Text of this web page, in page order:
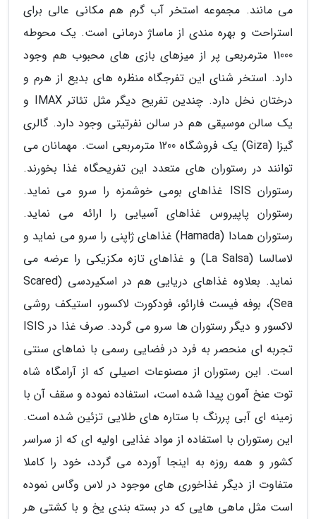
می مانند. مجموعه استخر آب گرم هم مکانی عالی برای
استراحت و بهره مندی از ماساژ درمانی است. یک محوطه
11000 مترمربعی پر از میزهای بازی های محبوب هم وجود
دارد. استخر شنای این تفرجگاه منظره های بدیع از هرم و
درختان نخل دارد. چندین تفریح دیگر مثل تئاتر IMAX و
یک سالن موسیقی هم در سالن نفرتیتی وجود دارد. گالری
گیزا (Giza) یک فروشگاه 1200 مترمربعی است. مهمانان می
توانند در رستوران های متعدد این تفریحگاه غذا بخورند.
رستوران ISIS غذاهای بومی خوشمزه را سرو می نماید.
رستوران پاپیروس غذاهای آسیایی را ارائه می نماید.
رستوران همادا (Hamada) غذاهای ژاپنی را سرو می نماید و
لاسالسا (La Salsa) و غذاهای تازه مکزیکی را عرضه می
نماید. بعلاوه غذاهای دریایی هم در اسکیردسی (Scared
Sea)، بوفه فیست فارائو، فودکورت لاکسور، استیکف روشی
لاکسور و دیگر رستوران ها سرو می گردد. صرف غذا در ISIS
تجربه ای منحصر به فرد در فضایی رسمی با نماهای سنتی
است. این رستوران از مصنوعات اصیلی که از آرامگاه شاه
توت عنخ آمون پیدا شده است، استفاده نموده و سقف آن با
زمینه ای آبی پررنگ با ستاره های طلایی تزئین شده است.
این رستوران با استفاده از مواد غذایی اولیه ای که از سراسر
کشور و همه روزه به اینجا آورده می گردد، خود را کاملا
متفاوت از دیگر غذاخوری های موجود در لاس وگاس نموده
است مثل ماهی هایی که در بسته بندی یخ و با کشتی هر